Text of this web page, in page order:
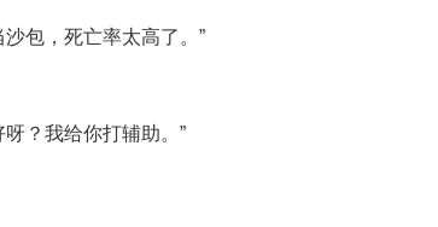
包，死亡率太高了。”
？我给你打辅助。”